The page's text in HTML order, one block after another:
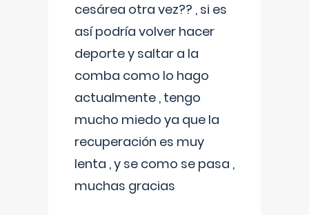
cesárea otra vez?? , si es
así podría volver hacer
deporte y saltar a la
comba como lo hago
actualmente , tengo
mucho miedo ya que la
recuperación es muy
lenta , y se como se pasa ,
muchas gracias